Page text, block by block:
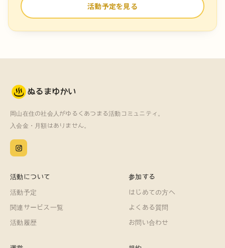
活動予定を見る
ぬるまゆかい
岡山在住の社会人がゆるくあつまる活動コミュニティ。
入会金・月額はありません。
活動について
活動予定
関連サービス一覧
活動履歴
参加する
はじめての方へ
よくある質問
お問い合わせ